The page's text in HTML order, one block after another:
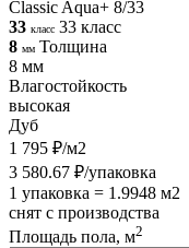
Classic Aqua+ 8/33
33 класс 33 класс
8 мм Толщина
8 мм
Влагостойкость
высокая
Дуб
1 795 ₽/м2
3 580.67 ₽/упаковка
1 упаковка = 1.9948 м2
снят с производства
Площадь пола, м2